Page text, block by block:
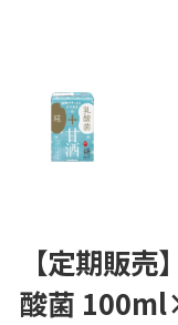
【定期販
酸菌